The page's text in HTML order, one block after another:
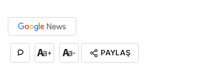
+ - PAYLAŞ